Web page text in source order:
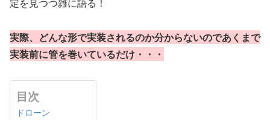
実際、どんな形で実装されるのか分からないのであくまで
実装前に管を巻いているだけ・・・
目次
ドローン